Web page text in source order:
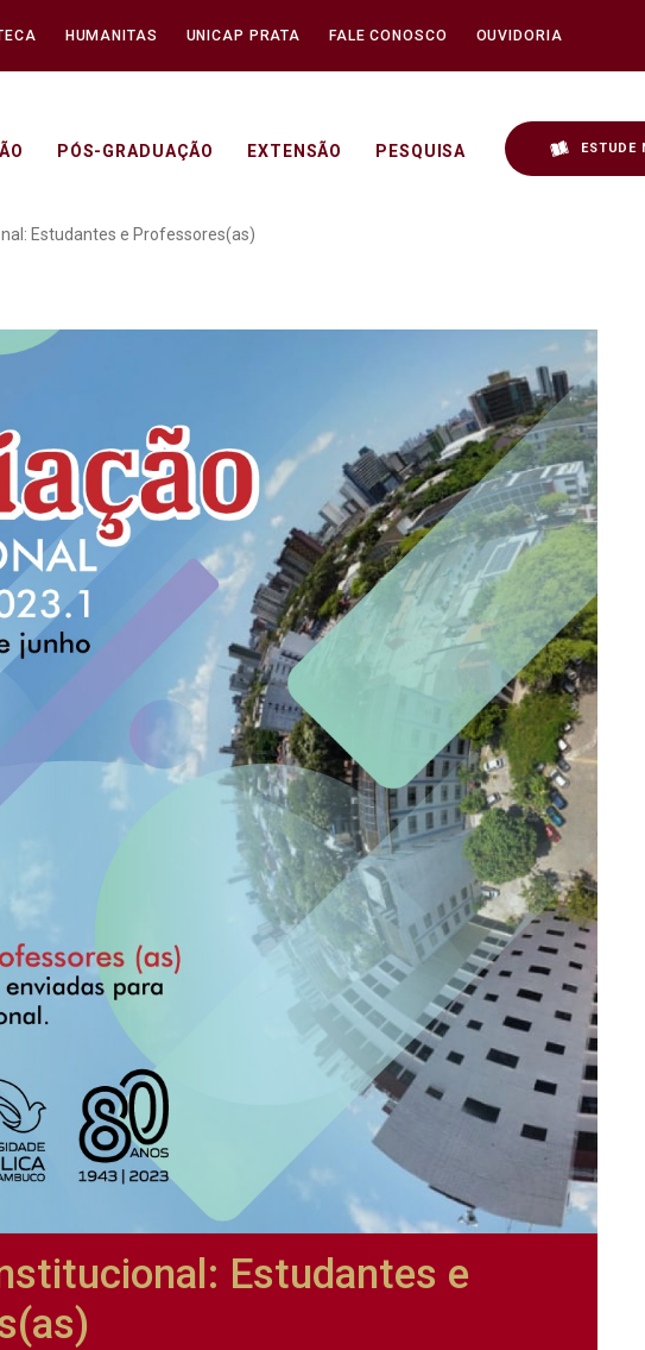
HUMANITAS UNICAP PRATA FALE CONOSCO OUVIDORIA
PÓS-GRADUAÇÃO EXTENSÃO PESQUISA ESTUDE
Estudantes e
Estudantes e Professores(as)
Estudantes e